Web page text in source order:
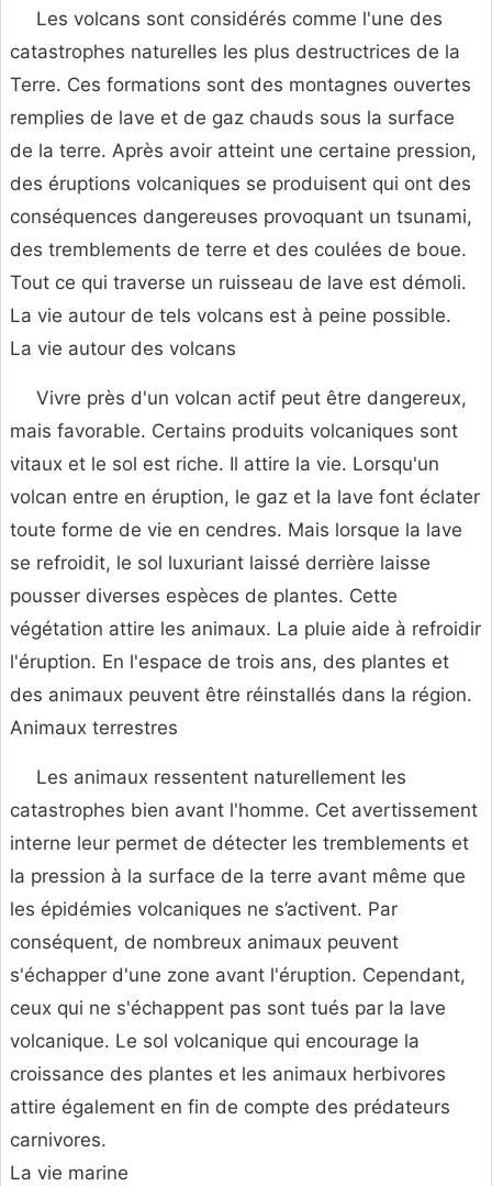
Les volcans sont considérés comme l'une des
catastrophes naturelles les plus destructrices de la
Terre. Ces formations sont des montagnes ouvertes
remplies de lave et de gaz chauds sous la surface
de la terre. Après avoir atteint une certaine pression,
des éruptions volcaniques se produisent qui ont des
conséquences dangereuses provoquant un tsunami,
des tremblements de terre et des coulées de boue.
Tout ce qui traverse un ruisseau de lave est démoli.
La vie autour de tels volcans est à peine possible.
La vie autour des volcans
Vivre près d'un volcan actif peut être dangereux,
mais favorable. Certains produits volcaniques sont
vitaux et le sol est riche. Il attire la vie. Lorsqu'un
volcan entre en éruption, le gaz et la lave font éclater
toute forme de vie en cendres. Mais lorsque la lave
se refroidit, le sol luxuriant laissé derrière laisse
pousser diverses espèces de plantes. Cette
végétation attire les animaux. La pluie aide à refroidir
l'éruption. En l'espace de trois ans, des plantes et
des animaux peuvent être réinstallés dans la région.
Animaux terrestres
Les animaux ressentent naturellement les
catastrophes bien avant l'homme. Cet avertissement
interne leur permet de détecter les tremblements et
la pression à la surface de la terre avant même que
les épidémies volcaniques ne s’activent. Par
conséquent, de nombreux animaux peuvent
s'échapper d'une zone avant l'éruption. Cependant,
ceux qui ne s'échappent pas sont tués par la lave
volcanique. Le sol volcanique qui encourage la
croissance des plantes et les animaux herbivores
attire également en fin de compte des prédateurs
carnivores.
La vie marine